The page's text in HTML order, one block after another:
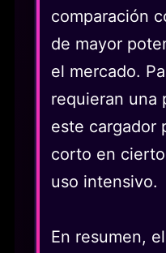
comparación
de mayor
el mercado.
requieran una
este cargador
corto en
uso intensivo.
En resumen,